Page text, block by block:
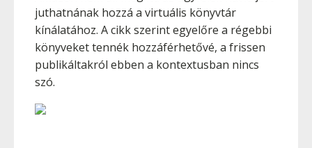
juthatnának hozzá a virtuális könyvtár
kínálatához. A cikk szerint egyelőre a régebbi
könyveket tennék hozzáférhetővé, a frissen
publikáltakról ebben a kontextusban nincs
szó.